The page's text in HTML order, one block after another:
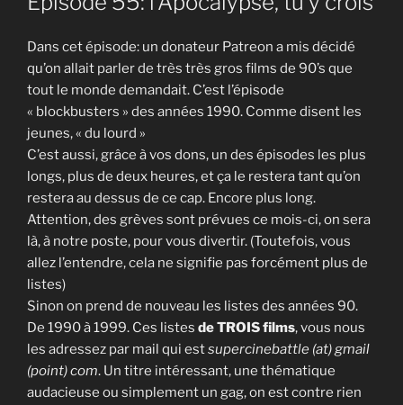
Dans cet épisode: un donateur Patreon a mis décidé
qu’on allait parler de très très gros films de 90’s que
tout le monde demandait. C’est l’épisode
« blockbusters » des années 1990. Comme disent les
jeunes, « du lourd »
C’est aussi, grâce à vos dons, un des épisodes les plus
longs, plus de deux heures, et ça le restera tant qu’on
restera au dessus de ce cap. Encore plus long.
Attention, des grèves sont prévues ce mois-ci, on sera
là, à notre poste, pour vous divertir. (Toutefois, vous
allez l’entendre, cela ne signifie pas forcément plus de
listes)
Sinon on prend de nouveau les listes des années 90.
De 1990 à 1999. Ces listes de TROIS films, vous nous
les adressez par mail qui estsupercinebattle (at) gmail
(point) com. Un titre intéressant, une thématique
audacieuse ou simplement un gag, on est contre rien